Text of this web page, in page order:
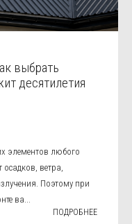
выбрать
десятилетия
элементов любого
ветра,
Поэтому при
ва...
ПОДРОБНЕЕ